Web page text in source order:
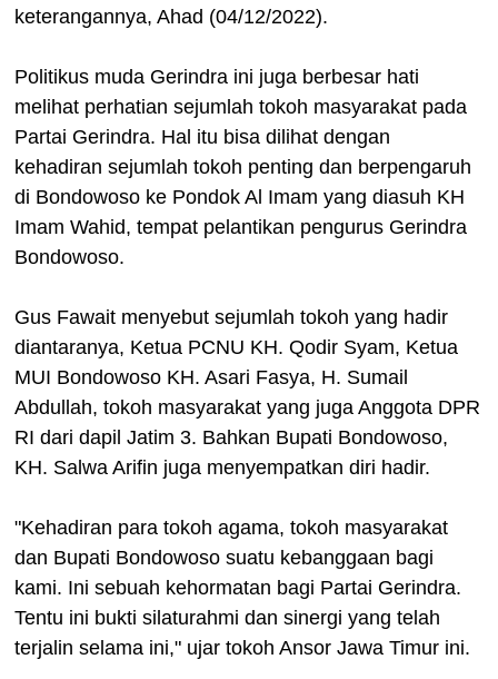
keterangannya, Ahad (04/12/2022).
Politikus muda Gerindra ini juga berbesar hati
melihat perhatian sejumlah tokoh masyarakat pada
Partai Gerindra. Hal itu bisa dilihat dengan
kehadiran sejumlah tokoh penting dan berpengaruh
di Bondowoso ke Pondok Al Imam yang diasuh KH
Imam Wahid, tempat pelantikan pengurus Gerindra
Bondowoso.
Gus Fawait menyebut sejumlah tokoh yang hadir
diantaranya, Ketua PCNU KH. Qodir Syam, Ketua
MUI Bondowoso KH. Asari Fasya, H. Sumail
Abdullah, tokoh masyarakat yang juga Anggota DPR
RI dari dapil Jatim 3. Bahkan Bupati Bondowoso,
KH. Salwa Arifin juga menyempatkan diri hadir.
"Kehadiran para tokoh agama, tokoh masyarakat
dan Bupati Bondowoso suatu kebanggaan bagi
kami. Ini sebuah kehormatan bagi Partai Gerindra.
Tentu ini bukti silaturahmi dan sinergi yang telah
terjalin selama ini," ujar tokoh Ansor Jawa Timur ini.